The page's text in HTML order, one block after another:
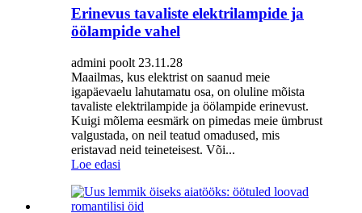
Erinevus tavaliste elektrilampide ja
öölampide vahel
admini poolt 23.11.28
Maailmas, kus elektrist on saanud meie
igapäevaelu lahutamatu osa, on oluline mõista
tavaliste elektrilampide ja öölampide erinevust.
Kuigi mõlema eesmärk on pimedas meie ümbrust
valgustada, on neil teatud omadused, mis
eristavad neid teineteisest. Või...
Loe edasi